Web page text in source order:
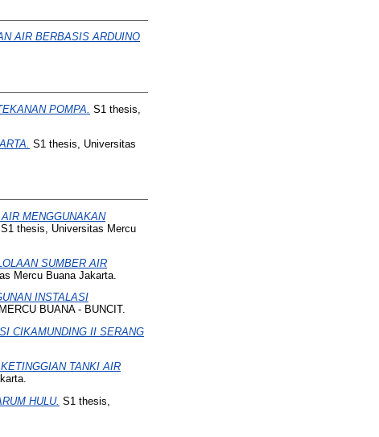
AIR BERBASIS ARDUINO
POMPA. S1 thesis,
S1 thesis, Universitas
MENGGUNAKAN
S1 thesis, Universitas Mercu
SUMBER AIR
Mercu Buana Jakarta.
INSTALASI
BUANA - BUNCIT.
CIKAMUNDING II SERANG
TANKI AIR
HULU. S1 thesis,